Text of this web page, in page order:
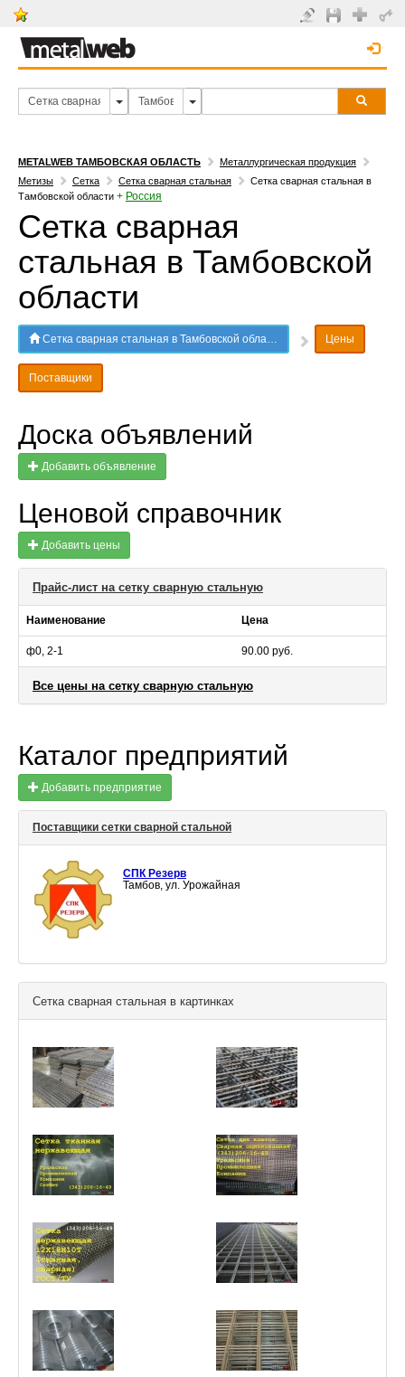
METALWEB ТАМБОВСКАЯ ОБЛАСТЬ
Металлургическая продукция
Метизы
Сетка Сетка сварная стальная
Сетка сварная стальная в
Тамбовской области + Россия
Сетка сварная
стальная в Тамбовской
области
Сетка сварная стальная в Тамбовской области Цены
Поставщики
Доска объявлений
Добавить объявление
Ценовой справочник
Добавить цены
Прайс-лист на сетку сварную стальную
Наименование Цена
ф0, 2-1 90.00 руб.
Все цены на сетку сварную стальную
Каталог предприятий
Добавить предприятие
Поставщики сетки сварной стальной
СПК Резерв
Тамбов, ул. Урожайная
Сетка сварная стальная в картинках